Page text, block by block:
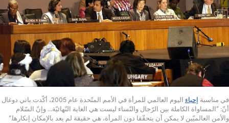
في مناسبة إحياء
اليوم العالمي للمرأة في الأمم المتّحدة عام 2005، أكّدت باني دوغال
أنّ: ”المساواة الكاملة بين الرّجال والنّساء ليست هي الغاية النّهائيّة… وإنّ السّلام
والأمن العالميّين لا يمكن أن يتحقّقا دون المرأة، هي حقيقة لم يعد بالإمكان إنكارها.“